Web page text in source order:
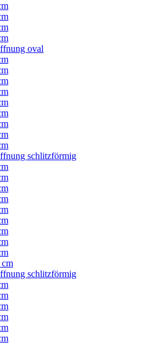
oval
schlitzförmig
schlitzförmig